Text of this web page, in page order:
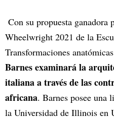
Con su propuesta ganadora
Wheelwright 2021 de la
Transformaciones
Barnes examinará la
italiana a través de las
africana. Barnes posee una
la Universidad de Illinois en